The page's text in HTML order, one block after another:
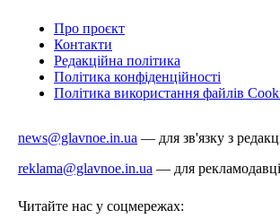
Про проєкт
Контакти
Редакційна політика
Політика конфіденційності
Політика використання файлів
news@glavnoe.in.ua — для зв'язку з
reklama@glavnoe.in.ua — для
Читайте нас у соцмережах: